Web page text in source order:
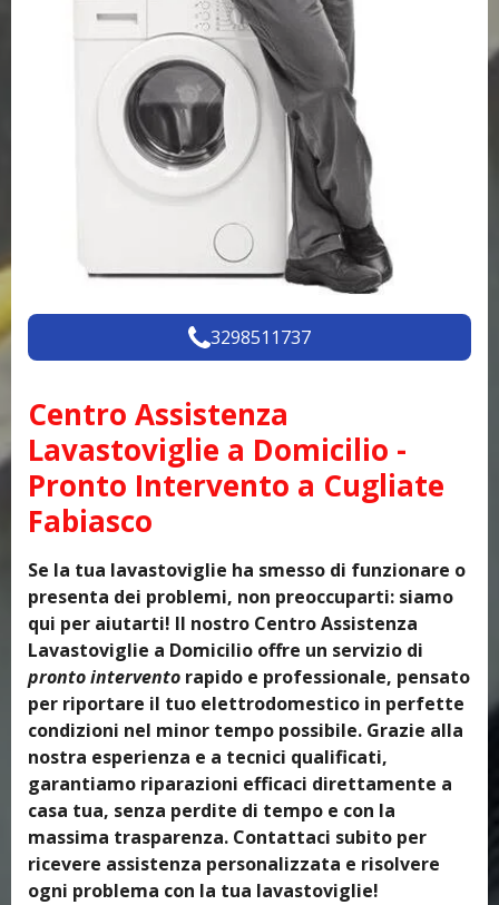
3298511737
Centro Assistenza
Lavastoviglie a Domicilio -
Pronto Intervento a Cugliate
Fabiasco
Se la tua lavastoviglie ha smesso di funzionare o
presenta dei problemi, non preoccuparti: siamo
qui per aiutarti! Il nostro Centro Assistenza
Lavastoviglie a Domicilio offre un servizio di
pronto intervento rapido e professionale, pensato
per riportare il tuo elettrodomestico in perfette
condizioni nel minor tempo possibile. Grazie alla
nostra esperienza e a tecnici qualificati,
garantiamo riparazioni efficaci direttamente a
casa tua, senza perdite di tempo e con la
massima trasparenza. Contattaci subito per
ricevere assistenza personalizzata e risolvere
ogni problema con la tua lavastoviglie!